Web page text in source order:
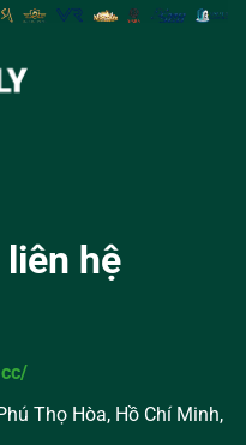
hệ
Thọ Hòa, Hồ Chí Minh,